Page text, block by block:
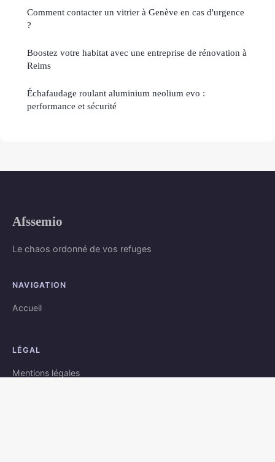
Comment contacter un vitrier à Genève en cas d'urgence
?
Boostez votre habitat avec une entreprise de rénovation à
Reims
Échafaudage roulant aluminium neolium evo :
performance et sécurité
Afssemio
Le chaos ordonné de vos refuges
NAVIGATION
Accueil
LÉGAL
Mentions légales